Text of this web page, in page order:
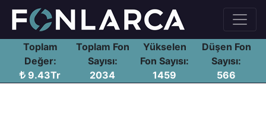
Toplam
Değer:
9.43Tr
Toplam Fon
Sayısı:
2034
Yükselen
Fon Sayısı:
1459
Düşen Fon
Sayısı:
566